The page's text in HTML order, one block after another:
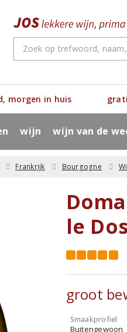
morgen in huis
wijn wijn van de
Frankrijk Bourgogne
le
groot
Smaakprofiel
Buitengewoon